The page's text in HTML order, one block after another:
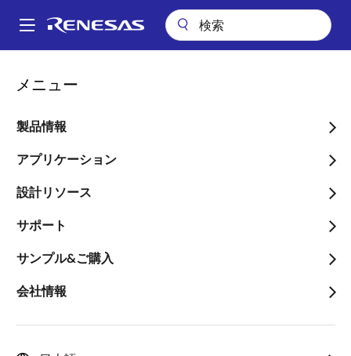
ン
Main
メニュー
製品情報
アプリケーション
設計リソース
サポート
サンプル&ご購入
会社情報
パ
ン
く
ず
ネットワーキング & 固定アクセス
1600G固定フォームファク
タスイッチ
ページセクションへ移動：